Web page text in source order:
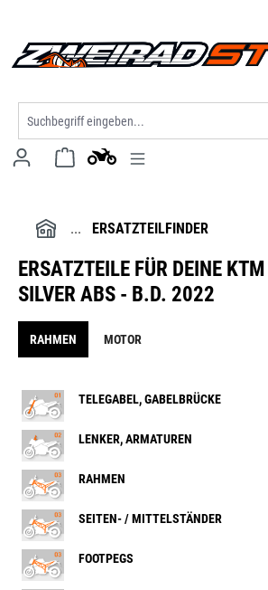
ERSATZTEILFINDER
ERSATZTEILE FÜR DEINE
SILVER ABS - B.D. 2022
RAHMEN MOTOR
TELEGABEL, GABELBRÜCKE
LENKER, ARMATUREN
RAHMEN
SEITEN- / MITTELSTÄNDER
FOOTPEGS